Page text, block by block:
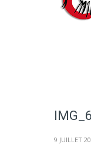
9 JUILLET